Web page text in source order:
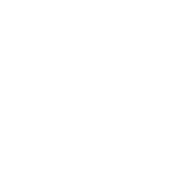
推進などの専門タスクに抜擢されたこと
フのサポート体制を維持するための、前
も、状況に応じて臨機応変な対応や的確
し、自ら課題解決や目標達成に向けて主
合わせ対応、およびマッチング・配送オ
ドバックに基づいたサービス改善、現場